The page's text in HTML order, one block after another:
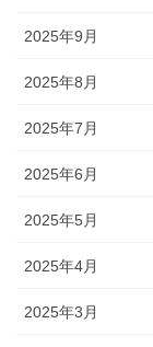
2025年9月
2025年8月
2025年7月
2025年6月
2025年5月
2025年4月
2025年3月